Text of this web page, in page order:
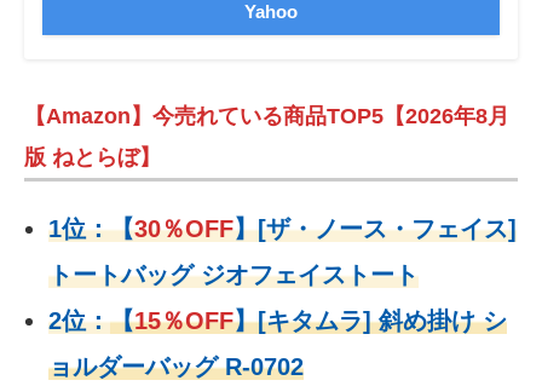
Yahoo
【Amazon】今売れている商品TOP5【2026年8月
版 ねとらぼ】
1位：【30％OFF】[ザ・ノース・フェイス]
トートバッグ ジオフェイストート
2位：【15％OFF】[キタムラ] 斜め掛け シ
ョルダーバッグ R-0702